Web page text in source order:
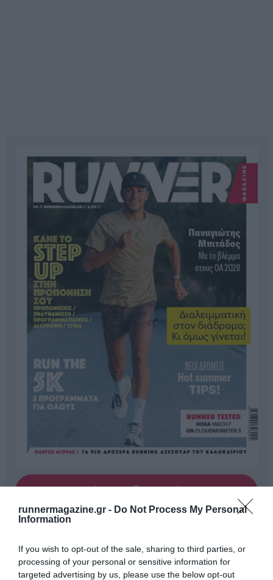
runnermagazine.gr - Do Not Process My Personal
Information
If you wish to opt-out of the sale, sharing to third parties, or
processing of your personal or sensitive information for
targeted advertising by us, please use the below opt-out
Γίνε Συνδρομητής
Όλα τα Τεύχη